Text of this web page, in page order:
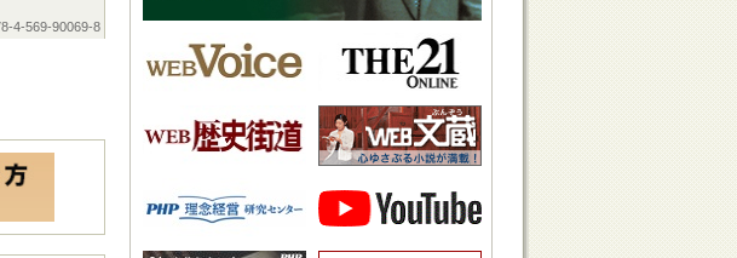
4-569-90069-8